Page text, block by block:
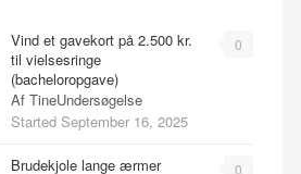
0
Vind et gavekort på 2.500 kr.
til vielsesringe
(bacheloropgave)
Af TineUndersøgelse
Started September 16, 2025
0
Brudekjole lange ærmer